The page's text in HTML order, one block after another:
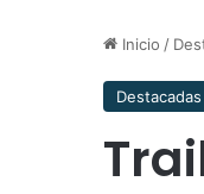
Inicio /
Destacadas